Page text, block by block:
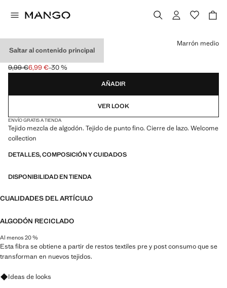
Saltar al contenido principal
CAPOTA PUNTO
Precio inicial tachado [9,99 € ]
9,99 €
Precio actual [6,99 € ]
6,99 €-30 %
Selecciona un color
Marrón medio
AÑADIR
VER LOOK
ENVÍO GRATIS A TIENDA
Tejido mezcla de algodón. Tejido de punto fino. Cierre de lazo. Welcome
collection
DETALLES, COMPOSICIÓN Y CUIDADOS
DISPONIBILIDAD EN TIENDA
CUALIDADES DEL ARTÍCULO
ALGODÓN RECICLADO
Al menos 20 %
Esta fibra se obtiene a partir de restos textiles pre y post consumo que se
transforman en nuevos tejidos.
Pregunta por looks, prendas y tendencias
Ideas de looks